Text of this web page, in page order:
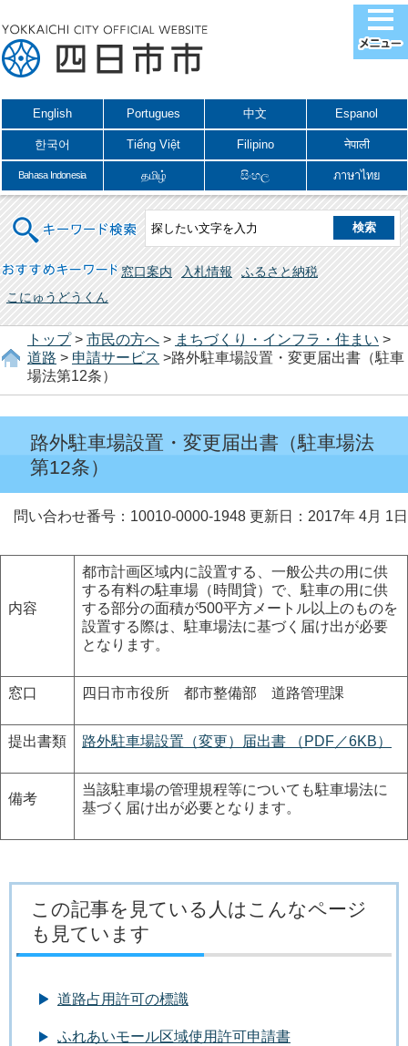
English Portugues 中文 Espanol
한국어 Tiếng Việt Filipino नेपाली
Bahasa Indonesia தமிழ் සිංහල ภาษาไทย
キーワード検索
おすすめキーワード 窓口案内 入札情報
ふるさと納税
こにゅうどうくん
トップ> 市民の方へ > まちづくり・インフラ・住まい >
道路 > 申請サービス >路外駐車場設置・変更届出書（駐車
場法第12条）
路外駐車場設置・変更届出書（駐車場法
第12条）
問い合わせ番号：10010-0000-1948 更新日：2017年 4月 1日
内容
都市計画区域内に設置する、一般公共の用に供
する有料の駐車場（時間貸）で、駐車の用に供
する部分の面積が500平方メートル以上のものを
設置する際は、駐車場法に基づく届け出が必要
となります。
窓口 四日市市役所 都市整備部 道路管理課
提出書類 路外駐車場設置（変更）届出書 （PDF／6KB）
備考
当該駐車場の管理規程等についても駐車場法に
基づく届け出が必要となります。
この記事を見ている人はこんなページ
も見ています
道路占用許可の標識
ふれあいモール区域使用許可申請書